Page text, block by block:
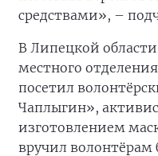
средствами», –
В Липецкой
местного
посетил
Чаплыгин»,
изготовлением
вручил волонтёрам